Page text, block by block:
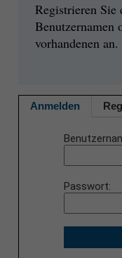
Registrieren Sie
Benutzernamen
vorhandenen an.
Anmelden
Passwort